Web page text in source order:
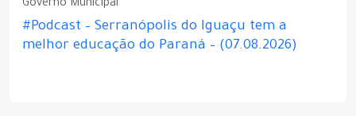
Governo Municipal
#Podcast – Serranópolis do Iguaçu tem a
melhor educação do Paraná – (07.08.2026)